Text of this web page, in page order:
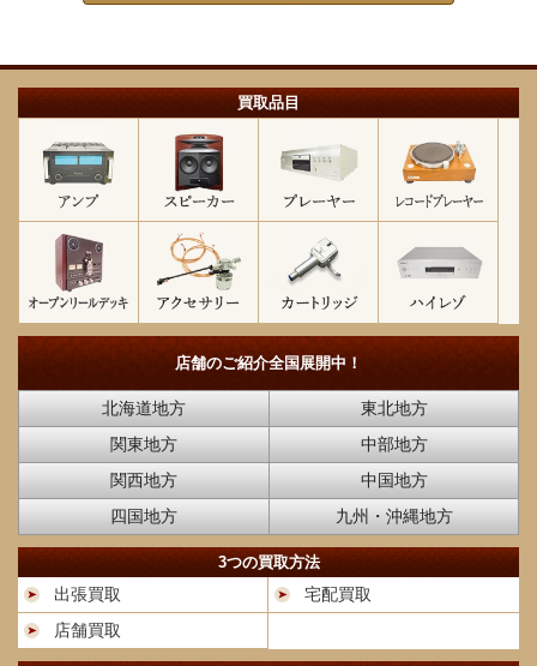
買取品目
店舗のご紹介全国展開中！
北海道地方
東北地方
関東地方
中部地方
関西地方
中国地方
四国地方
九州・沖縄地方
3つの買取方法
出張買取
宅配買取
店舗買取